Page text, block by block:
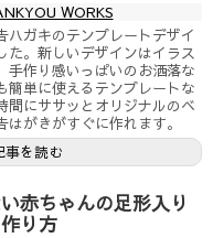
WORKS
ハガキのテンプレートデザイ
た。新しいデザインはイラス
手作り感いっぱいのお洒落な
簡単に使えるテンプレートな
間にササッとオリジナルのベ
がきがすぐに作れます。
事を読む
赤ちゃんの足形入り
り方